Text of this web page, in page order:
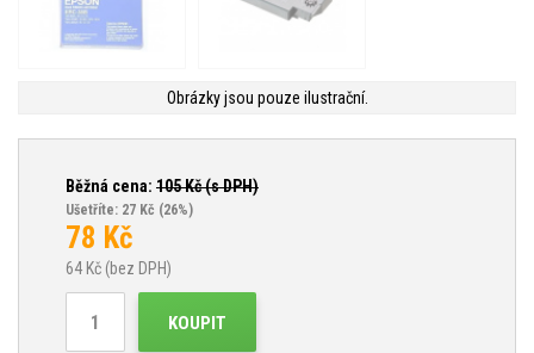
Obrázky jsou pouze ilustrační.
Běžná cena: 105Kč (s DPH)
Ušetříte: 27 Kč (26%)
78 Kč
64 Kč (bez DPH)
KOUPIT